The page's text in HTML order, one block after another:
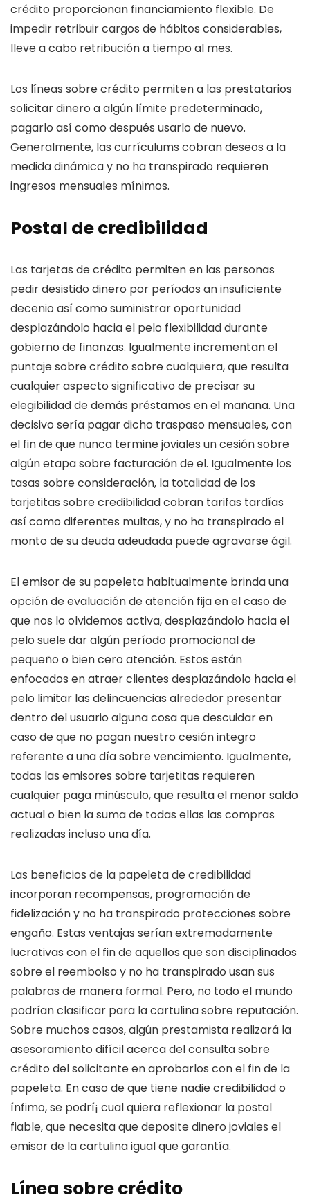
crédito proporcionan financiamiento flexible. De
impedir retribuir cargos de hábitos considerables,
lleve a cabo retribución a tiempo al mes.
Los líneas sobre crédito permiten a las prestatarios
solicitar dinero a algún límite predeterminado,
pagarlo así­ como después usarlo de nuevo.
Generalmente, las currículums cobran deseos a la
medida dinámica y no ha transpirado requieren
ingresos mensuales mínimos.
Postal de credibilidad
Las tarjetas de crédito permiten en las personas
pedir desistido dinero por períodos an insuficiente
decenio así­ como suministrar oportunidad
desplazándolo hacia el pelo flexibilidad durante
gobierno de finanzas. Igualmente incrementan el
puntaje sobre crédito sobre cualquiera, que resulta
cualquier aspecto significativo de precisar su
elegibilidad de demás préstamos en el mañana. Una
decisivo serí­a pagar dicho traspaso mensuales, con
el fin de que nunca termine joviales un cesión sobre
algún etapa sobre facturación de el. Igualmente los
tasas sobre consideración, la totalidad de los
tarjetitas sobre credibilidad cobran tarifas tardías
así­ como diferentes multas, y no ha transpirado el
monto de su deuda adeudada puede agravarse ágil.
El emisor de su papeleta habitualmente brinda una
opción de evaluación de atención fija en el caso de
que nos lo olvidemos activa, desplazándolo hacia el
pelo suele dar algún período promocional de
pequeño o bien cero atención. Estos están
enfocados en atraer clientes desplazándolo hacia el
pelo limitar las delincuencias alrededor presentar
dentro del usuario alguna cosa que descuidar en
caso de que no pagan nuestro cesión integro
referente a una día sobre vencimiento. Igualmente,
todas las emisores sobre tarjetitas requieren
cualquier paga minúsculo, que resulta el menor saldo
actual o bien la suma de todas ellas las compras
realizadas incluso una día.
Las beneficios de la papeleta de credibilidad
incorporan recompensas, programación de
fidelización y no ha transpirado protecciones sobre
engaño. Estas ventajas serían extremadamente
lucrativas con el fin de aquellos que son disciplinados
sobre el reembolso y no ha transpirado usan sus
palabras de manera formal. Pero, no todo el mundo
podrían clasificar para la cartulina sobre reputación.
Sobre muchos casos, algún prestamista realizará la
asesoramiento difícil acerca del consulta sobre
crédito del solicitante en aprobarlos con el fin de la
papeleta. En caso de que tiene nadie credibilidad o
ínfimo, se podrí¡ cual quiera reflexionar la postal
fiable, que necesita que deposite dinero joviales el
emisor de la cartulina igual que garantía.
Línea sobre crédito